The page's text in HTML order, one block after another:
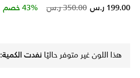
Price reduced from
350.00 ر.س to 199.00 ر.س 43% خصم
هذا اللون غير متوفر حاليًا نفدت الكمية: